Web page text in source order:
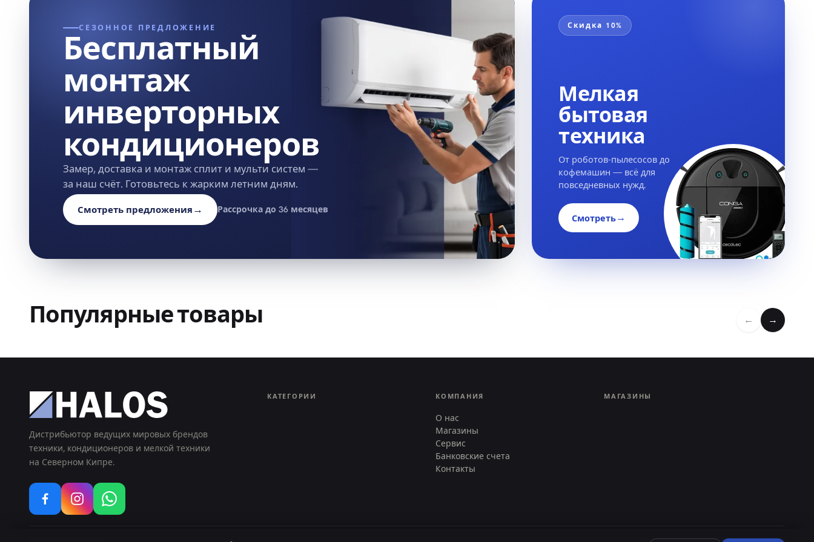
СЕЗОННОЕ ПРЕДЛОЖЕНИЕ
Бесплатный
монтаж
инверторных
кондиционеров
Замер, доставка и монтаж сплит и мульти систем —
за наш счёт. Готовьтесь к жарким летним дням.
Смотреть предложения → Рассрочка до 36 месяцев
Скидка 10%
Мелкая
бытовая
техника
От роботов-пылесосов до
кофемашин — всё для
повседневных нужд.
Смотреть→
Популярные товары ← →
Дистрибьютор ведущих мировых брендов
техники, кондиционеров и мелкой техники
на Северном Кипре.
КАТЕГОРИИ КОМПАНИЯ
О нас
Магазины
Сервис
Банковские счета
Контакты
МАГАЗИНЫ